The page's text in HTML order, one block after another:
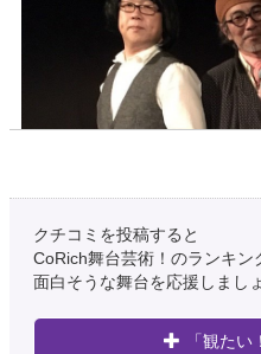
クチコミを投稿すると
CoRich舞台芸術！のランキン
面白そうな舞台を応援しまし
「観た